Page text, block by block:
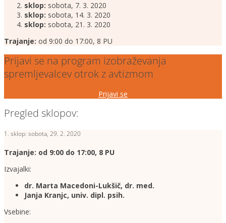
sklop: sobota, 7. 3. 2020
sklop: sobota, 14. 3. 2020
sklop: sobota, 21. 3. 2020
Trajanje: od 9:00 do 17:00, 8 PU
Prijavi se na program izobraževanja
spremljevalcev otrok z avtizmom
Prijavi se
Pregled sklopov:
1. sklop: sobota, 29. 2. 2020
Trajanje: od 9:00 do 17:00, 8 PU
Izvajalki:
dr. Marta Macedoni-Lukšič, dr. med.
Janja Kranjc, univ. dipl. psih.
Vsebine: